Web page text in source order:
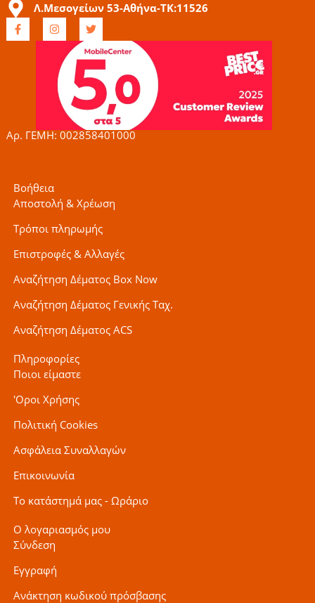
Λ.Μεσογείων 53-Αθήνα-ΤΚ:11526
F
a
c
I
n
s
g
r
a
m
T
w
t
t
e
r
Αρ. ΓΕΜΗ: 002858401000
Βοήθεια
Αποστολή & Χρέωση
Τρόποι πληρωμής
Επιστροφές & Αλλαγές
Αναζήτηση Δέματος Box Now
Αναζήτηση Δέματος Γενικής Ταχ.
Αναζήτηση Δέματος ACS
Πληροφορίες
Ποιοι είμαστε
'Οροι Χρήσης
Πολιτική Cookies
Ασφάλεια Συναλλαγών
Επικοινωνία
Το κατάστημά μας - Ωράριο
Ο λογαριασμός μου
Σύνδεση
Εγγραφή
Ανάκτηση κωδικού πρόσβασης